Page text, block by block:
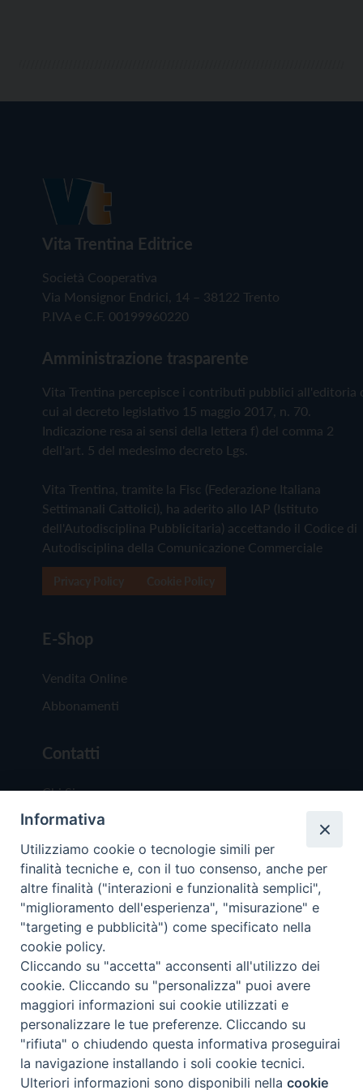
Vita Trentina Editrice
Società Cooperativa
Via Monsignor Endrici, 14 – 38122 Trento
P.IVA e C.F. 00199960220
Amministrazione trasparente
Vita Trentina percepisce i contributi pubblici all'editoria
cui al decreto legislativo 15 maggio 2017, n. 70.
Indicazione resa ai sensi della lettera f) del comma 2
dell'art. 5 del medesimo decreto Lgs.
Vita Trentina, tramite la Fisc (Federazione Italiana
Settimanali Cattolici), ha aderito allo IAP (Istituto
dell'Autodisciplina Pubblicitaria) accettando il Codice di
Autodisciplina della Comunicazione Commerciale
E-Shop
Vendita Online
Abbonamenti
Contatti
Chi Siamo
Redazione
Scrivici
Copyright © 2019 - Tutti i diritti riservati - Vita
Trentina Editrice
Privacy Policy
Torna
Preferenze Cookie
Informativa
Utilizziamo cookie o tecnologie simili per
finalità tecniche e, con il tuo consenso, anche per
altre finalità ("interazioni e funzionalità semplici",
"miglioramento dell'esperienza", "misurazione" e
"targeting e pubblicità") come specificato nella
cookie policy.
Cliccando su "accetta" acconsenti all'utilizzo dei
cookie. Cliccando su "personalizza" puoi avere
maggiori informazioni sui cookie utilizzati e
personalizzare le tue preferenze. Cliccando su
"rifiuta" o chiudendo questa informativa proseguirai
la navigazione installando i soli cookie tecnici.
Ulteriori informazioni sono disponibili nellacookie